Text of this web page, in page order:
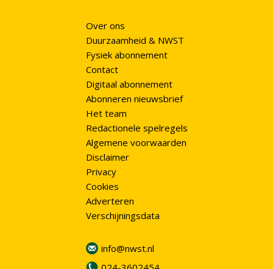
Over ons
Duurzaamheid & NWST
Fysiek abonnement
Contact
Digitaal abonnement
Abonneren nieuwsbrief
Het team
Redactionele spelregels
Algemene voorwaarden
Disclaimer
Privacy
Cookies
Adverteren
Verschijningsdata
info@nwst.nl